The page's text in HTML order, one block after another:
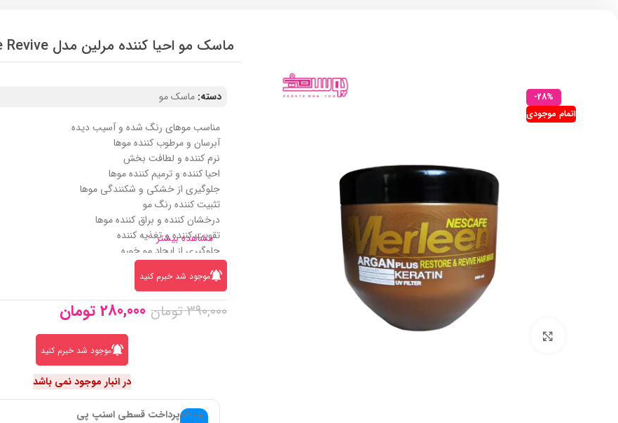
-28%
اتمام موجودی
ماسک مو احیا کننده مرلین مدل Restore Revive حجم 500ml
دسته: ماسک مو
مناسب موهای رنگ شده و آسیب دیده
آبرسان و مرطوب کننده موها
نرم کننده و لطافت بخش
احیا کننده و ترمیم کننده موها
جلوگیری از خشکی و شکنندگی موها
تثبیت کننده رنگ مو
درخشان کننده و براق کننده موها
تقویت کننده و تغذیه کننده
جلوگیری از ایجاد مو خوره
حاوی عصاره جنسینگ، نارگیل، بابونه و جوجوبا
مشاهده بیشتر
موجود شد خبرم کنید
390,000 تومان 280,000 تومان
موجود شد خبرم کنید
در انبار موجود نمی باشد
پرداخت قسطی اسنپ پی